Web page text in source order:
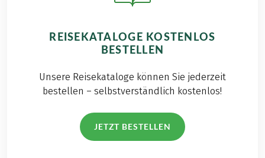
REISEKATALOGE KOSTENLOS
BESTELLEN
Unsere Reisekataloge können Sie jederzeit
bestellen – selbstverständlich kostenlos!
JETZT BESTELLEN